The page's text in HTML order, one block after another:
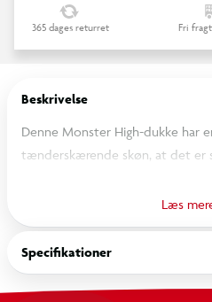
365 dages returret Fri
Beskrivelse
Denne Monster High-dukke har
tænderskærende skøn, at det er
sløjfedetaljer og syv stk.
følgesvend flagermusen Count
den også kan deltage i alle slags
kan ikke stå af sig selv. Farver og
Læs
Specifikationer